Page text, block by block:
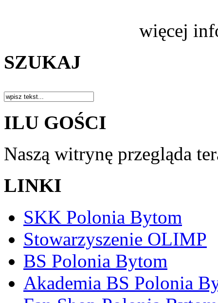
więcej
SZUKAJ
ILU GOŚCI
Naszą witrynę przegląda
LINKI
SKK Polonia Bytom
Stowarzyszenie OLIMP
BS Polonia Bytom
Akademia BS Polonia